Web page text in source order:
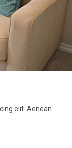
elit. Aenean